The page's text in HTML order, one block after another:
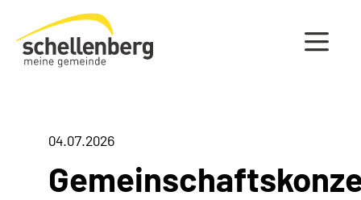
Gemeinde Schellenberg Startseite
04.07.2026